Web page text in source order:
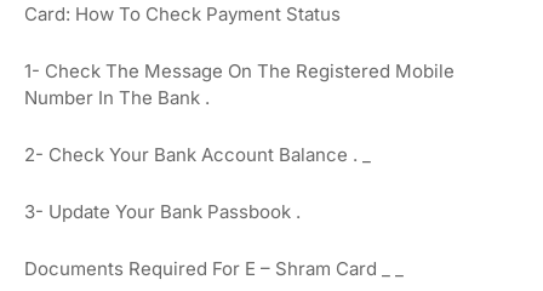
Card: How To Check Payment Status
1- Check The Message On The Registered Mobile
Number In The Bank .
2- Check Your Bank Account Balance .
3- Update Your Bank Passbook .
Documents Required For E – Shram Card